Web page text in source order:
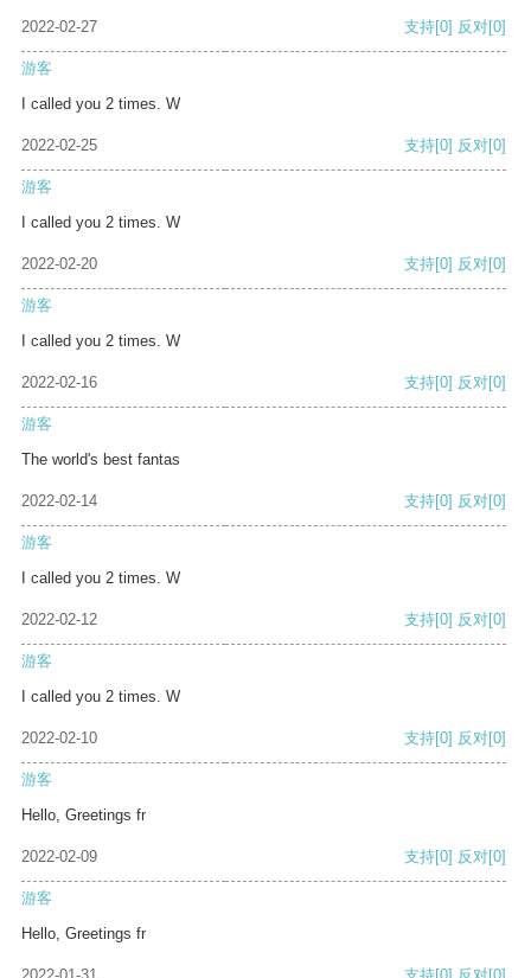
2022-02-27 支持[0] 反对[0]
游客
I called you 2 times. W
2022-02-25 支持[0] 反对[0]
游客
I called you 2 times. W
2022-02-20 支持[0] 反对[0]
游客
I called you 2 times. W
2022-02-16 支持[0] 反对[0]
游客
The world's best fantas
2022-02-14 支持[0] 反对[0]
游客
I called you 2 times. W
2022-02-12 支持[0] 反对[0]
游客
I called you 2 times. W
2022-02-10 支持[0] 反对[0]
游客
Hello, Greetings fr
2022-02-09 支持[0] 反对[0]
游客
Hello, Greetings fr